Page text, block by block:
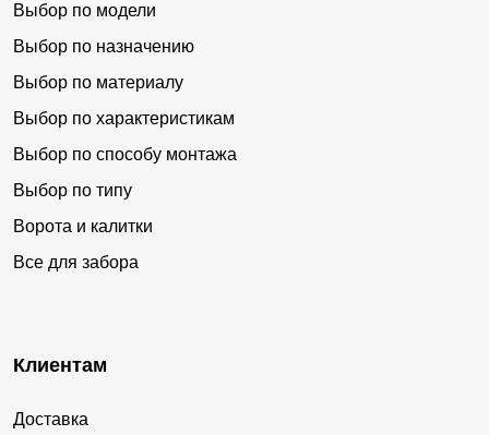
Выбор по модели
Выбор по назначению
Выбор по материалу
Выбор по характеристикам
Выбор по способу монтажа
Выбор по типу
Ворота и калитки
Все для забора
Клиентам
Доставка